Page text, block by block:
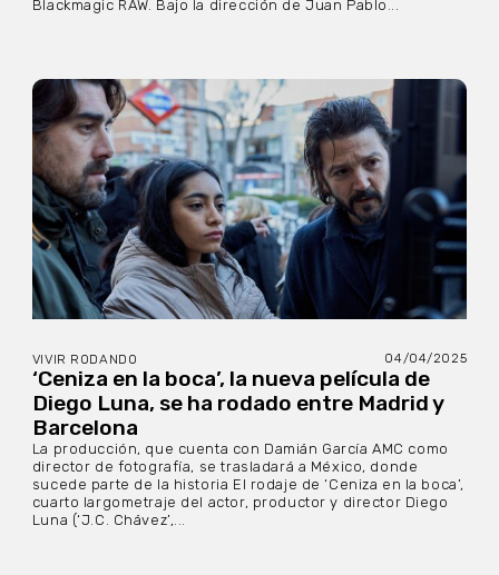
Blackmagic RAW. Bajo la dirección de Juan Pablo...
VIVIR RODANDO 04/04/2025
‘Ceniza en la boca’, la nueva película de
Diego Luna, se ha rodado entre Madrid y
Barcelona
La producción, que cuenta con Damián García AMC como
director de fotografía, se trasladará a México, donde
sucede parte de la historia El rodaje de ‘Ceniza en la boca’,
cuarto largometraje del actor, productor y director Diego
Luna (‘J.C. Chávez’,...